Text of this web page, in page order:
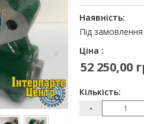
Наявність:
Під замовлення
Ціна :
52 250,00
Кількість:
-